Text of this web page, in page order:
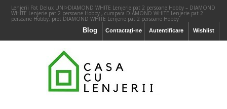
Lenjerii Pat Delux UNI>DIAMOND WHITE Lenjerie pat 2 persoane Hobby – DIAMOND
WHITE Lenjerie pat 2 persoane Hobby , cumpara DIAMOND WHITE Lenjerie pat 2
persoane Hobby, pret DIAMOND WHITE Lenjerie pat 2 persoane Hobby
Wishlist
Autentificare
Contactaţi-ne
Blog